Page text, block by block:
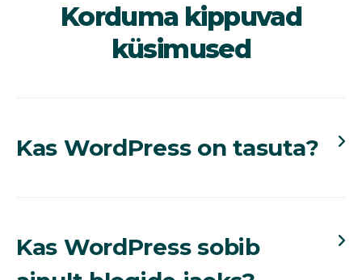
Korduma kippuvad
küsimused
Kas WordPress on tasuta?
domeeni, majutuse, arenduse ja võimalike
lisamoodulite või hooldusega.
Kas WordPress sobib